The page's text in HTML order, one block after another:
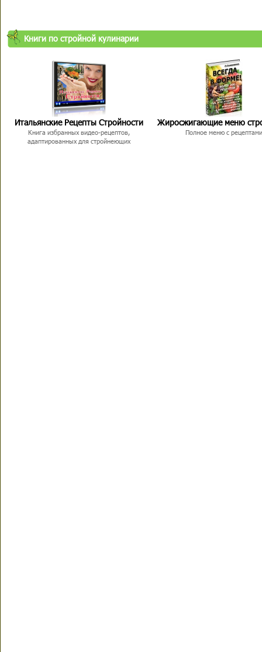
Книги по стройной кулинарии
Итальянские Рецепты Стройности
Книга избранных видео-рецептов,
адаптированных для стройнеющих
Жиросжигающие меню
Полное меню с рецептами